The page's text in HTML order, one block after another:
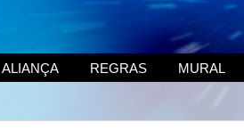
ALIANÇA REGRAS MURAL